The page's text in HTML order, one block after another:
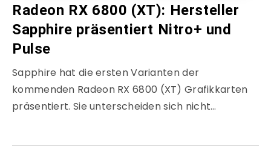
Radeon RX 6800 (XT): Hersteller
Sapphire präsentiert Nitro+ und
Pulse
Sapphire hat die ersten Varianten der
kommenden Radeon RX 6800 (XT) Grafikkarten
präsentiert. Sie unterscheiden sich nicht…